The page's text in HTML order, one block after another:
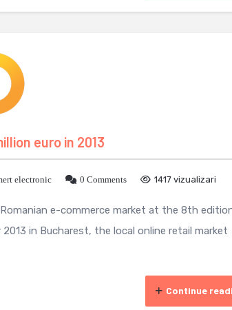
euro in 2013
electronic 0 Comments 1417 vizualizari
e-commerce market at the 8th
in Bucharest, the local online retail market
Continue